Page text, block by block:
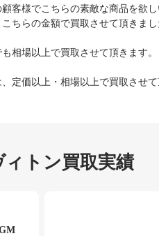
客様でこちらの素敵な商品を欲
ちらの金額で買取させて頂きまし
相場以上で買取させて頂きます。
定価以上・相場以上で買取させ
ィトン買取実績
GM